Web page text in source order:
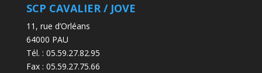
SCP CAVALIER / JOVE
11, rue d’Orléans
64000 PAU
Tél. : 05.59.27.82.95
Fax : 05.59.27.75.66